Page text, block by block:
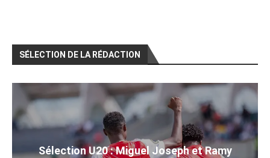
SÉLECTION DE LA RÉDACTION
Sélection U20 : Miguel Joseph et Ramy